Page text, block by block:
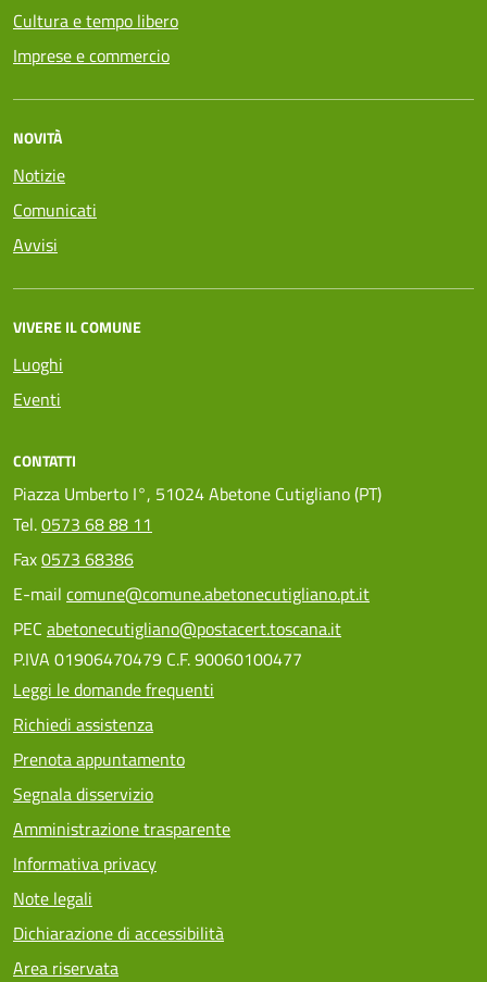
Cultura e tempo libero
Imprese e commercio
NOVITÀ
Notizie
Comunicati
Avvisi
VIVERE IL COMUNE
Luoghi
Eventi
CONTATTI
Piazza Umberto I°, 51024 Abetone Cutigliano (PT)
Tel.0573 68 88 11
Fax0573 68386
E-mail comune@comune.abetonecutigliano.pt.it
PEC abetonecutigliano@postacert.toscana.it
P.IVA 01906470479 C.F. 90060100477
Leggi le domande frequenti
Richiedi assistenza
Prenota appuntamento
Segnala disservizio
Amministrazione trasparente
Informativa privacy
Note legali
Dichiarazione di accessibilità
Area riservata